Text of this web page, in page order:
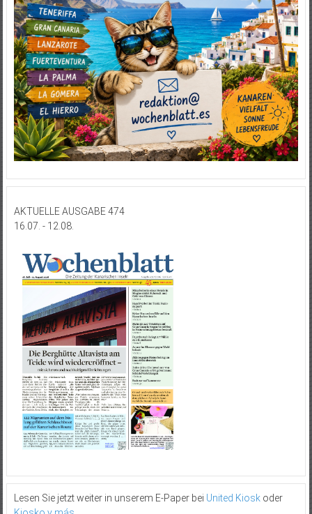
AKTUELLE AUSGABE 474
16.07. - 12.08.
Lesen Sie jetzt weiter in unserem E-Paper bei United Kioskoder